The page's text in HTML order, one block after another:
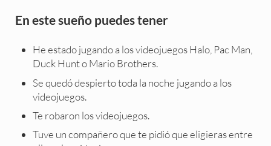
En este sueño puedes tener
He estado jugando a los videojuegos Halo, Pac Man,
Duck Hunt o Mario Brothers.
Se quedó despierto toda la noche jugando a los
videojuegos.
Te robaron los videojuegos.
Tuve un compañero que te pidió que eligieras entre